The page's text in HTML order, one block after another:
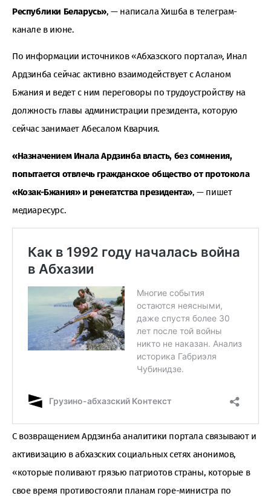
Республики Беларусь», — написала Хишба в телеграм-
канале в июне.
По информации источников «Абхазского портала», Инал
Ардзинба сейчас активно взаимодействует с Асланом
Бжания и ведет с ним переговоры по трудоустройству на
должность главы администрации президента, которую
сейчас занимает Абесалом Кварчия.
«Назначением Инала Ардзинба власть, без сомнения,
попытается отвлечь гражданское общество от протокола
«Козак-Бжания» и ренегатства президента», — пишет
медиаресурс.
С возвращением Ардзинба аналитики портала связывают и
активизацию в абхазских социальных сетях анонимов,
«которые поливают грязью патриотов страны, которые в
свое время противостояли планам горе-министра по